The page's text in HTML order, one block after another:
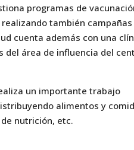
programas de
también
cuenta además con una
del área de influencia del
un importante trabajo
alimentos y
nutrición, etc.